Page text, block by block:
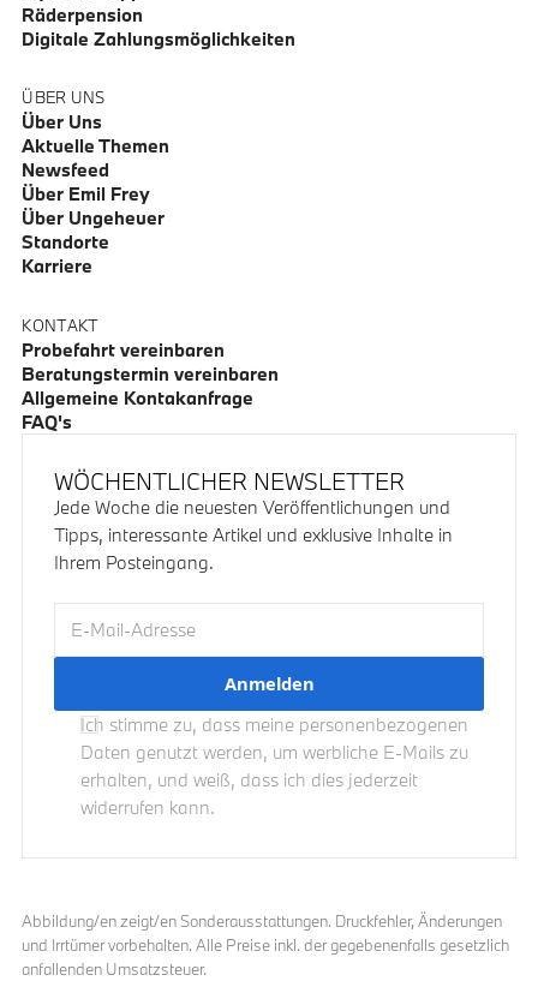
Räderpension
Digitale Zahlungsmöglichkeiten
ÜBER UNS
Über Uns
Aktuelle Themen
Newsfeed
Über Emil Frey
Über Ungeheuer
Standorte
Karriere
KONTAKT
Probefahrt vereinbaren
Beratungstermin vereinbaren
Allgemeine Kontakanfrage
FAQ's
WÖCHENTLICHER NEWSLETTER
Jede Woche die neuesten Veröffentlichungen und
Tipps, interessante Artikel und exklusive Inhalte in
Ihrem Posteingang.
Ich stimme zu, dass meine personenbezogenen
Daten genutzt werden, um werbliche E-Mails zu
erhalten, und weiß, dass ich dies jederzeit
widerrufen kann.
Abbildung/en zeigt/en Sonderausstattungen. Druckfehler, Änderungen
und Irrtümer vorbehalten. Alle Preise inkl. der gegebenenfalls gesetzlich
anfallenden Umsatzsteuer.